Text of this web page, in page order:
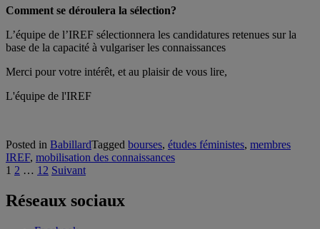
Comment se déroulera la sélection?
L’équipe de l’IREF sélectionnera les candidatures retenues sur la
base de la capacité à vulgariser les connaissances
Merci pour votre intérêt, et au plaisir de vous lire,
L'équipe de l'IREF
Posted in BabillardTagged bourses, études féministes, membres
IREF, mobilisation des connaissances
Pagination
des
publications
1 2 … 12 Suivant
Réseaux sociaux